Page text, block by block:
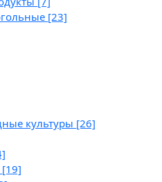
[23]
культуры [26]
[19]